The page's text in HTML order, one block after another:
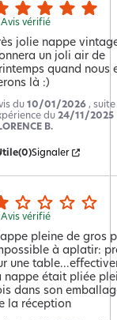
Avis vérifié
jolie nappe
un joli air de
quand nous
là :)
du 10/01/2026 , suite
du 24/11/2025
B.
(0)Signaler
Avis vérifié
pleine de gros
à aplatir:
une
nappe était pliée
dans son
la réception